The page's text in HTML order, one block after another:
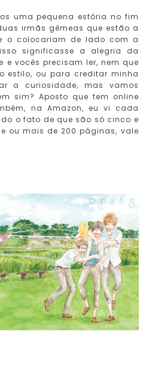
uma pequena estória no fim
irmãs gêmeas que estão a
o colocariam de lado com a
significasse a alegria da
e vocês precisam ler, nem que
estilo, ou para creditar minha
a curiosidade, mas vamos
sim? Aposto que tem online
na Amazon, eu vi cada
o fato de que são só cinco e
ou mais de 200 páginas, vale